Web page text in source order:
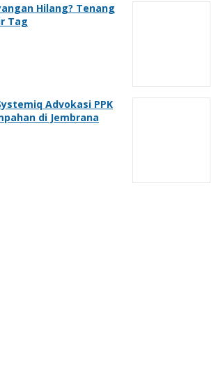
Hilang? Tenang
Tag
Advokasi PPK
di Jembrana